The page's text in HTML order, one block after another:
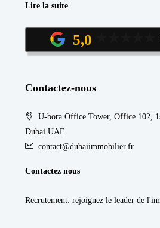
Lire la suite
5,0
Contactez-nous
U-bora Office Tower, Office 102,
Dubai UAE
contact@dubaiimmobilier.fr
Contactez nous
Recrutement: rejoignez le leader de